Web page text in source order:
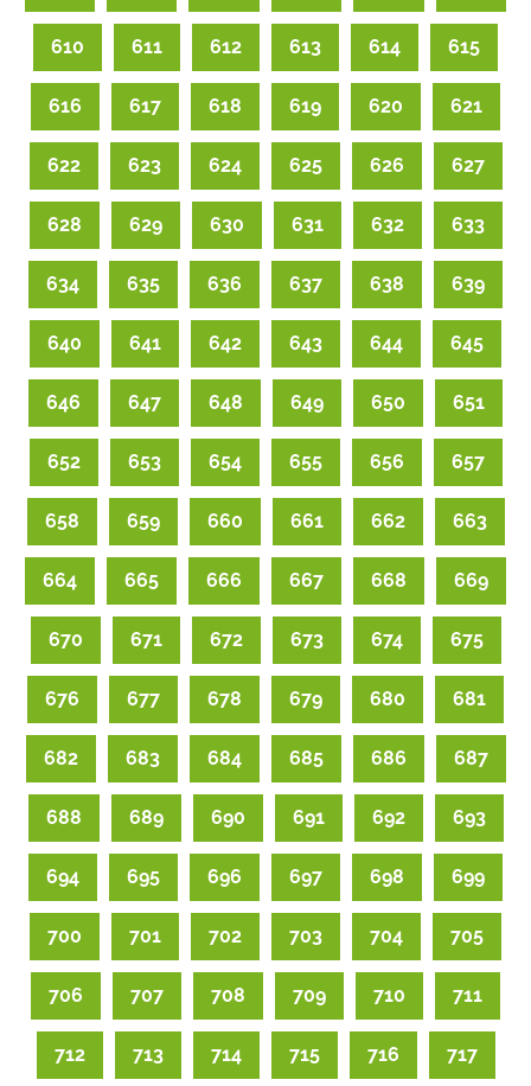
610 611 612 613 614 615
616 617 618 619 620 621
622 623 624 625 626 627
628 629 630 631 632 633
634 635 636 637 638 639
640 641 642 643 644 645
646 647 648 649 650 651
652 653 654 655 656 657
658 659 660 661 662 663
664 665 666 667 668 669
670 671 672 673 674 675
676 677 678 679 680 681
682 683 684 685 686 687
688 689 690 691 692 693
694 695 696 697 698 699
700 701 702 703 704 705
706 707 708 709 710 711
712 713 714 715 716 717